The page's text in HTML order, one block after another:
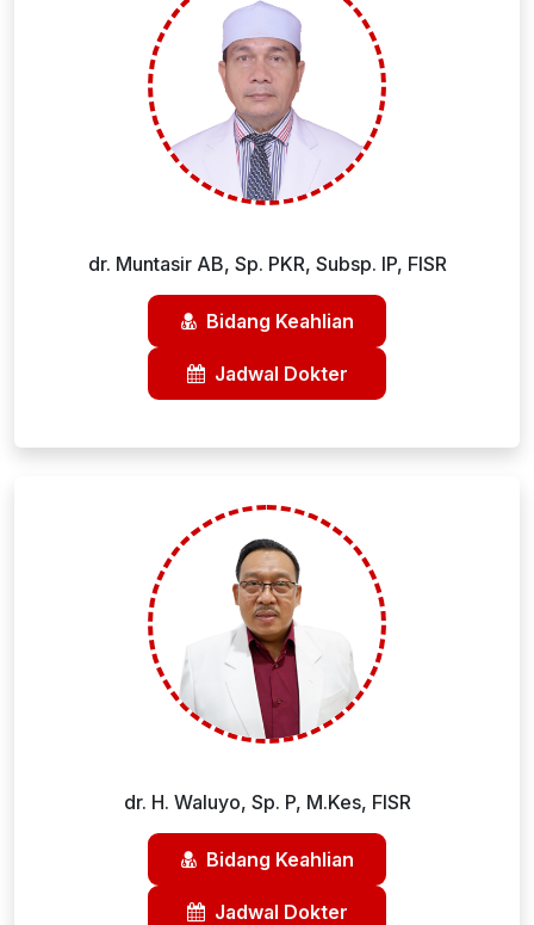
dr. Muntasir AB, Sp. PKR, Subsp. IP, FISR
Bidang Keahlian
Jadwal Dokter
dr. H. Waluyo, Sp. P, M.Kes, FISR
Bidang Keahlian
Jadwal Dokter